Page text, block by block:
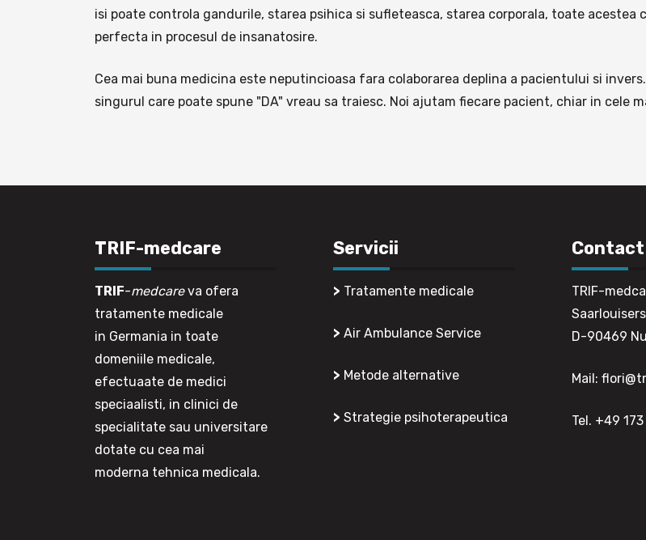
isi poate controla gandurile, starea psihica si sufleteasca, starea corporala, toate
perfecta in procesul de insanatosire.
Cea mai buna medicina este neputincioasa fara colaborarea deplina a pacientului si
singurul care poate spune "DA" vreau sa traiesc. Noi ajutam fiecare pacient, chiar in cele
TRIF-medcare
TRIF-medcareva ofera
tratamente medicale
in Germania in toate
domeniile medicale,
efectuaate de medici
speciaalisti, in clinici de
specialitate sau universitare
dotate cu cea mai
moderna tehnica medicala.
Servicii
> Tratamente medicale
> Air Ambulance Service
> Metode alternative
> Strategie psihoterapeutica
Contact
TRIF-
D-90469
Mail:
Tel. +49